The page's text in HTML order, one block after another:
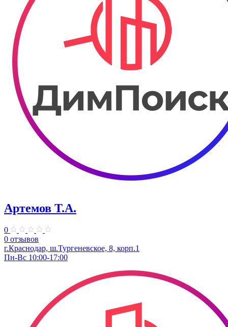
Артемов Т.А.
0
0 отзывов
г.Краснодар, ш.Тургеневское, 8, корп.1
Пн-Вс 10:00-17:00